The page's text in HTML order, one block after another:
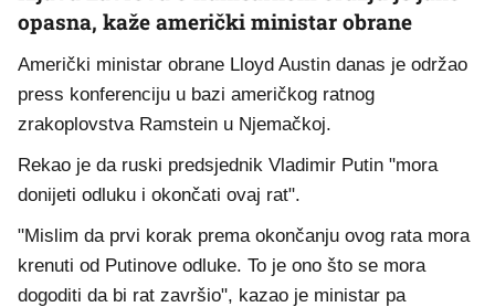
opasna, kaže američki ministar obrane
Američki ministar obrane Lloyd Austin danas je održao
press konferenciju u bazi američkog ratnog
zrakoplovstva Ramstein u Njemačkoj.
Rekao je da ruski predsjednik Vladimir Putin "mora
donijeti odluku i okončati ovaj rat".
"Mislim da prvi korak prema okončanju ovog rata mora
krenuti od Putinove odluke. To je ono što se mora
dogoditi da bi rat završio", kazao je ministar pa